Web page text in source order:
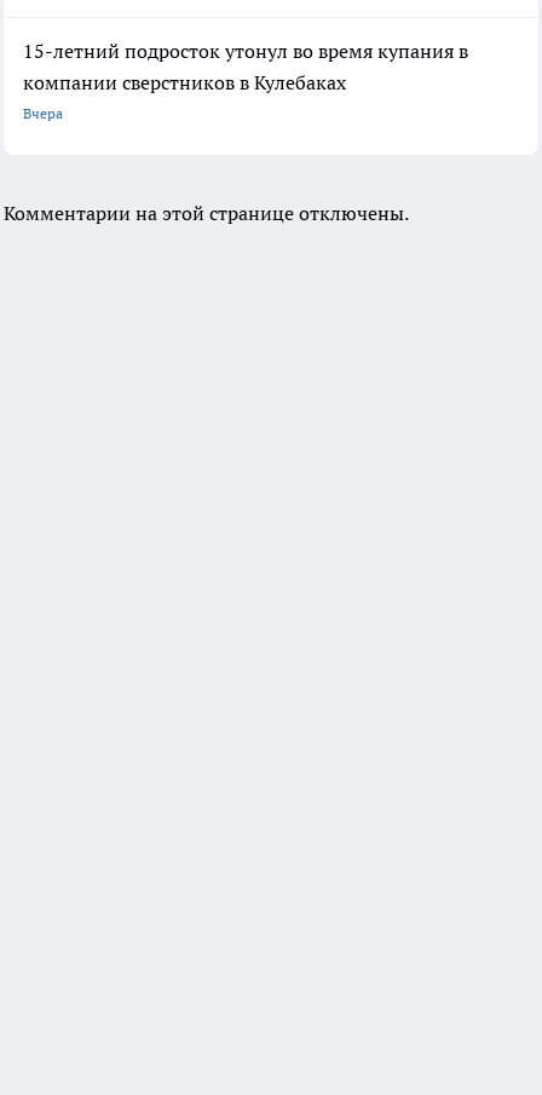
15-летний подросток утонул во время купания в
компании сверстников в Кулебаках
Вчера
Комментарии на этой странице отключены.